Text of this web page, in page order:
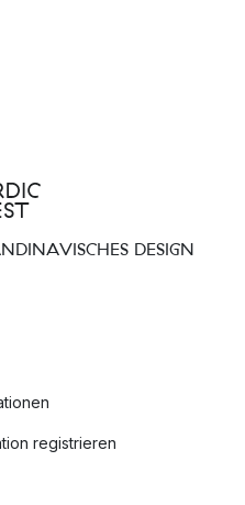
DESIGN
registrieren